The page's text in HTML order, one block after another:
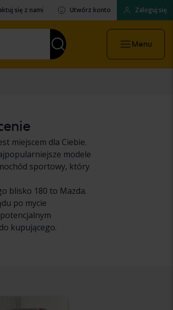
się z nami Utwórz konto Zaloguj się
Menu
miejscem dla Ciebie.
modele
sportowy, który
blisko 180 to Mazda.
po mycie
kupującego.